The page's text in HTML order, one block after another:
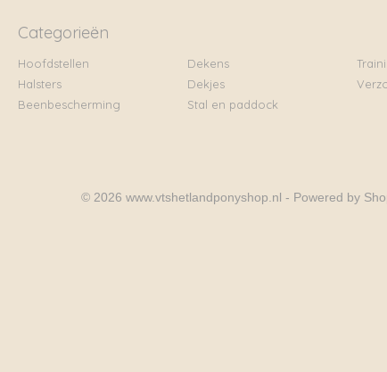
Categorieën
Hoofdstellen
Halsters
Beenbescherming
Dekens
Dekjes
Stal en paddock
© 2026 www.vtshetlandponyshop.nl - Powered by